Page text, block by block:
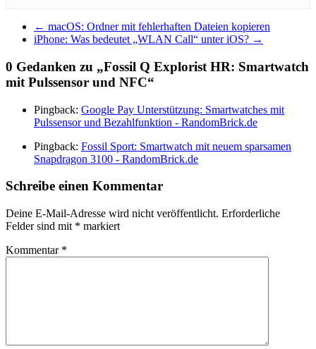
← macOS: Ordner mit fehlerhaften Dateien kopieren
iPhone: Was bedeutet „WLAN Call“ unter iOS? →
0 Gedanken zu „Fossil Q Explorist HR: Smartwatch
mit Pulssensor und NFC“
Pingback: Google Pay Unterstützung: Smartwatches mit
Pulssensor und Bezahlfunktion - RandomBrick.de
Pingback: Fossil Sport: Smartwatch mit neuem sparsamen
Snapdragon 3100 - RandomBrick.de
Schreibe einen Kommentar
Deine E-Mail-Adresse wird nicht veröffentlicht. Erforderliche
Felder sind mit * markiert
Kommentar *